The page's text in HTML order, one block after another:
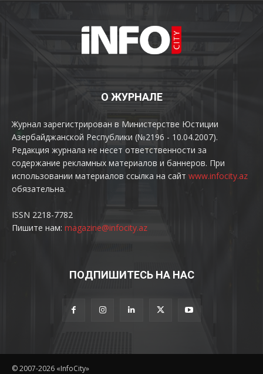
О ЖУРНАЛЕ
Журнал зарегистрирован в Министерстве Юстиции
Азербайджанской Республики (№2196 - 10.04.2007).
Редакция журнала не несет ответственности за
содержание рекламных материалов и баннеров. При
использовании материалов ссылка на сайт www.infocity.az
обязательна.
ISSN 2218-7782
Пишите нам: magazine@infocity.az
ПОДПИШИТЕСЬ НА НАС
© 2007-2026 «InfoCity»